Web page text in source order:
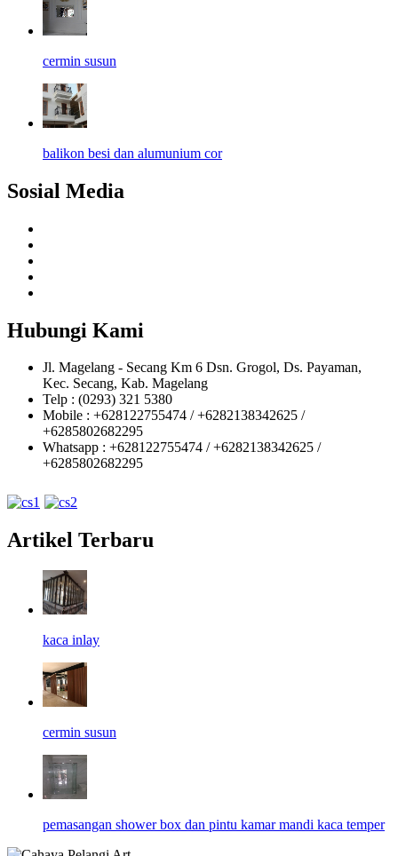
cermin susun
balikon besi dan alumunium cor
Sosial Media
Hubungi Kami
Jl. Magelang - Secang Km 6 Dsn. Grogol, Ds. Payaman,
Kec. Secang, Kab. Magelang
Telp : (0293) 321 5380
Mobile : +628122755474 / +6282138342625 /
+6285802682295
Whatsapp : +628122755474 / +6282138342625 /
+6285802682295
Artikel Terbaru
kaca inlay
cermin susun
pemasangan shower box dan pintu kamar mandi kaca temper